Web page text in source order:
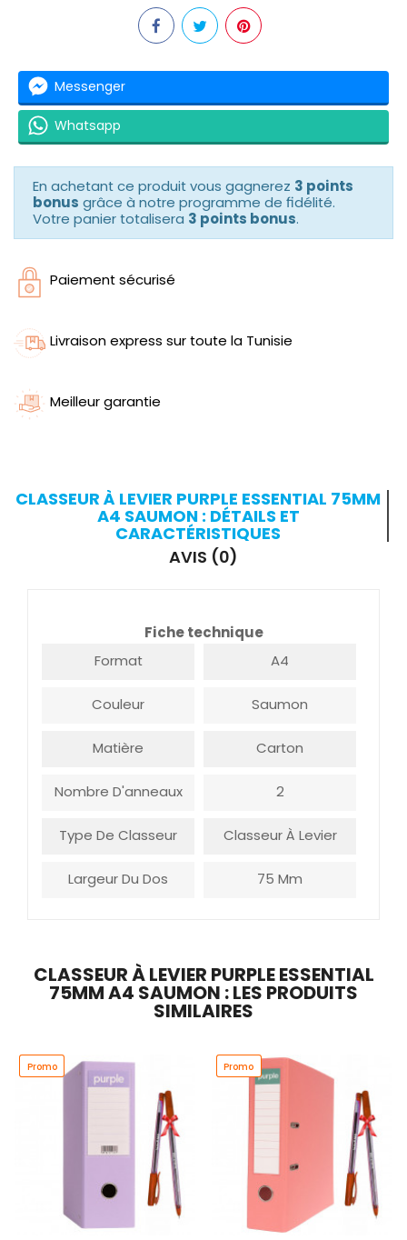
Messenger
Whatsapp
En achetant ce produit vous gagnerez 3 points
bonus grâce à notre programme de fidélité.
Votre panier totalisera 3 points bonus.
Paiement sécurisé
Livraison express sur toute la Tunisie
Meilleur garantie
CLASSEUR À LEVIER PURPLE ESSENTIAL 75MM
A4 SAUMON : DÉTAILS ET
CARACTÉRISTIQUES
AVIS (0)
Fiche technique
Format
A4
Couleur Saumon
Matière Carton
Nombre D'anneaux 2
Type De Classeur Classeur À Levier
Largeur Du Dos 75 Mm
CLASSEUR À LEVIER PURPLE ESSENTIAL
75MM A4 SAUMON : LES PRODUITS
SIMILAIRES
Promo
Promo Promo
Promo